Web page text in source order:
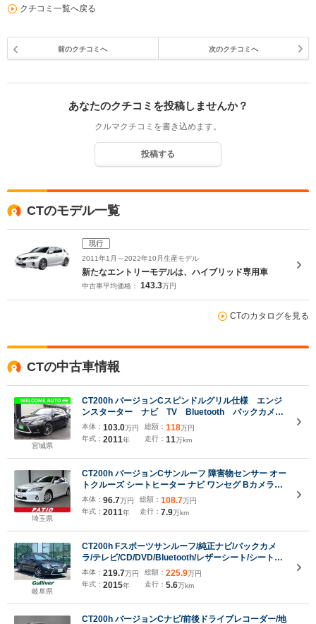
クチコミ一覧へ戻る
前のクチコミへ 次のクチコミへ
あなたのクチコミを投稿しませんか？
クルマクチコミを書き込めます。
投稿する
CTのモデル一覧
現行
2011年1月～2022年10月生産モデル
新たなエントリーモデルは、ハイブリッド専用車
中古車平均価格： 143.3万円
CTのカタログを見る
CTの中古車情報
宮城県
CT200h バージョンCスピンドルグリル仕様 エンジ
ンスターター ナビ TV Bluetooth バックカメ
ラ シートヒーター クルーズコントロール 17アル
ミ ETC スマートキー
本体： 103.0万円
年式： 2011年
総額： 118万円
走行： 11万km
埼玉県
CT200h バージョンCサンルーフ 障害物センサー オー
トクルーズ シートヒーター ナビ ワンセグ Bカメラ
LEDヘッドライト AW16インチ スマキー 禁煙車 取扱
説明書 フルフラット ABS オートライト フォグ 電格
ミラー CD
本体： 96.7万円
年式： 2011年
総額： 108.7万円
走行： 7.9万km
岐阜県
CT200h Fスポーツサンルーフ/純正ナビ/バックカメ
ラ/テレビ/CD/DVD/Bluetooth/レザーシート/シートヒ
ーター/ステアリングヒーター/クルーズコントロール/
パドルシフト/ビルトインETC/ドライブレコーダ
本体： 219.7万円
年式： 2015年
総額： 225.9万円
走行： 5.6万km
CT200h バージョンCナビ/前後ドライブレコーダー/地